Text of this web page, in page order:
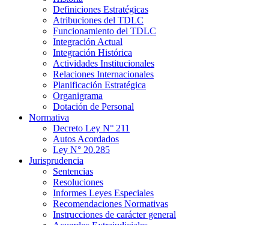
Definiciones Estratégicas
Atribuciones del TDLC
Funcionamiento del TDLC
Integración Actual
Integración Histórica
Actividades Institucionales
Relaciones Internacionales
Planificación Estratégica
Organigrama
Dotación de Personal
Normativa
Decreto Ley N° 211
Autos Acordados
Ley N° 20.285
Jurisprudencia
Sentencias
Resoluciones
Informes Leyes Especiales
Recomendaciones Normativas
Instrucciones de carácter general